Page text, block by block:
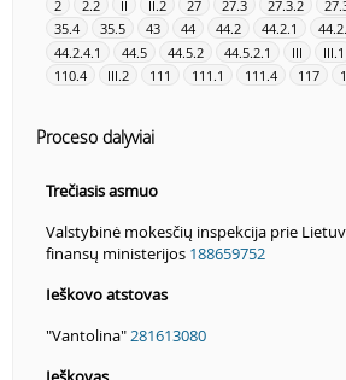
2 2.2 II II.2 27 27.3 27.3.2
35.4
35.5 43 44 44.2 44.2.1
44.2.4.1
44.5 44.5.2 44.5.2.1 III III.1
110.4
III.2 111 111.1 111.4 117
Proceso dalyviai
Trečiasis asmuo
Valstybinė mokesčių inspekcija prie
finansų ministerijos 188659752
Ieškovo atstovas
"Vantolina"281613080